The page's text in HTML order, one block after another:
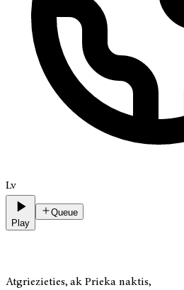
Lv
Play
Queue
Atgriezieties, ak Prieka naktis,